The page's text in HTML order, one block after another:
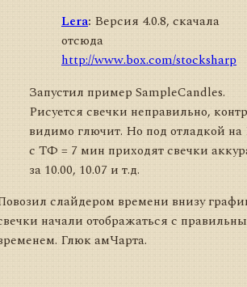
Lera: Версия 4.0.8, скачала
отсюда
http://www.box.com/stocksharp
Запустил пример SampleCandles.
Рисуется свечки неправильно,
видимо глючит. Но под отладкой
с ТФ = 7 мин приходят свечки
за 10.00, 10.07 и т.д.
слайдером времени внизу
начали отображаться с
Глюк амЧарта.